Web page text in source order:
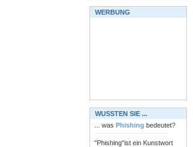
WERBUNG
WUSSTEN SIE ...
... was Phishing bedeutet?
"Phishing"ist ein Kunstwort